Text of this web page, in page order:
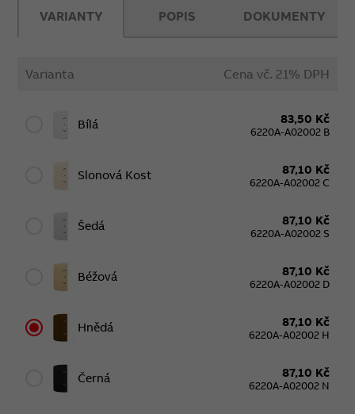
VARIANTY
Varianta Cena vč. 21% DPH
Bílá 83,50 Kč
6220A-A02002 B
Slonová Kost 87,10 Kč
6220A-A02002 C
Šedá 87,10 Kč
6220A-A02002 S
Béžová 87,10 Kč
6220A-A02002 D
Hnědá 87,10 Kč
6220A-A02002 H
Černá 87,10 Kč
6220A-A02002 N
POPIS DOKUMENTY